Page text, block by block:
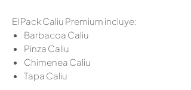
El Pack Caliu Premium incluye:
Barbacoa Caliu
Pinza Caliu
Chimenea Caliu
Tapa Caliu